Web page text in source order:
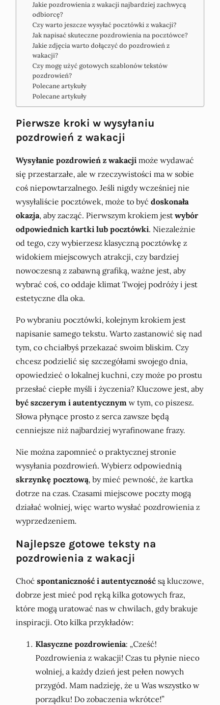
Jakie pozdrowienia z wakacji najbardziej zachwycą
odbiorcę?
Czy warto jeszcze wysyłać pocztówki z wakacji?
Jak napisać skuteczne pozdrowienia na pocztówce?
Jakie zdjęcia warto dołączyć do pozdrowień z
wakacji?
Czy mogę użyć gotowych szablonów tekstów
pozdrowień?
Polecane artykuły
Polecane artykuły
Pierwsze kroki w wysyłaniu
pozdrowień z wakacji
Wysyłanie pozdrowień z wakacji może wydawać
się przestarzałe, ale w rzeczywistości ma w sobie
coś niepowtarzalnego. Jeśli nigdy wcześniej nie
wysyłaliście pocztówek, może to być doskonała
okazja, aby zacząć. Pierwszym krokiem jest wybór
odpowiednich kartki lub pocztówki. Niezależnie
od tego, czy wybierzesz klasyczną pocztówkę z
widokiem miejscowych atrakcji, czy bardziej
nowoczesną z zabawną grafiką, ważne jest, aby
wybrać coś, co oddaje klimat Twojej podróży i jest
estetyczne dla oka.
Po wybraniu pocztówki, kolejnym krokiem jest
napisanie samego tekstu. Warto zastanowić się nad
tym, co chciałbyś przekazać swoim bliskim. Czy
chcesz podzielić się szczegółami swojego dnia,
opowiedzieć o lokalnej kuchni, czy może po prostu
przesłać ciepłe myśli i życzenia? Kluczowe jest, aby
być szczerym i autentycznym w tym, co piszesz.
Słowa płynące prosto z serca zawsze będą
cenniejsze niż najbardziej wyrafinowane frazy.
Nie można zapomnieć o praktycznej stronie
wysyłania pozdrowień. Wybierz odpowiednią
skrzynkę pocztową, by mieć pewność, że kartka
dotrze na czas. Czasami miejscowe poczty mogą
działać wolniej, więc warto wysłać pozdrowienia z
wyprzedzeniem.
Najlepsze gotowe teksty na
pozdrowienia z wakacji
Choć spontaniczność i autentyczność są kluczowe,
dobrze jest mieć pod ręką kilka gotowych fraz,
które mogą uratować nas w chwilach, gdy brakuje
inspiracji. Oto kilka przykładów:
Klasyczne pozdrowienia: „Cześć!
Pozdrowienia z wakacji! Czas tu płynie nieco
wolniej, a każdy dzień jest pełen nowych
przygód. Mam nadzieję, że u Was wszystko w
porządku! Do zobaczenia wkrótce!”